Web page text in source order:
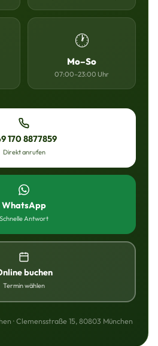
🕐
Mo–So
07:00–23:00 Uhr
170 8877859
Direkt anrufen
WhatsApp
Schnelle Antwort
buchen
Termin wählen
· Clemensstraße 15, 80803 München